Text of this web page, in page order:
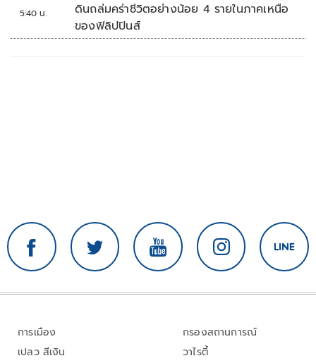
5:40 น.
ดินถล่มคร่าชีวิตอย่างน้อย 4 รายในภาคเหนือ
ของฟิลิปปินส์
การเมือง
เปลว สีเงิน
กรองสถานการณ์
วาไรตี้